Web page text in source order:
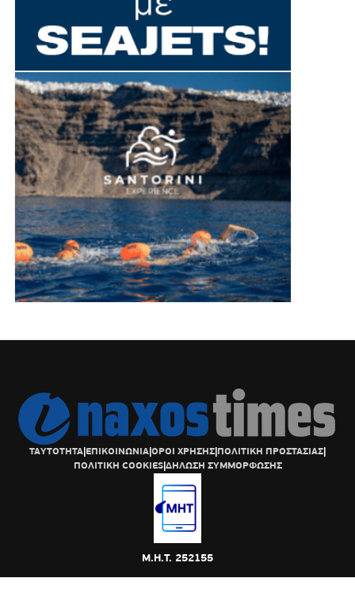
ΤΑΥΤΟΤΗΤΑ|ΕΠΙΚΟΙΝΩΝΙΑ|ΟΡΟΙ ΧΡΗΣΗΣ|ΠΟΛΙΤΙΚΗ ΠΡΟΣΤΑΣΙΑΣ|
ΠΟΛΙΤΙΚΗ COOKIES|ΔΗΛΩΣΗ ΣΥΜΜΟΡΦΩΣΗΣ
Μ.Η.Τ. 252155